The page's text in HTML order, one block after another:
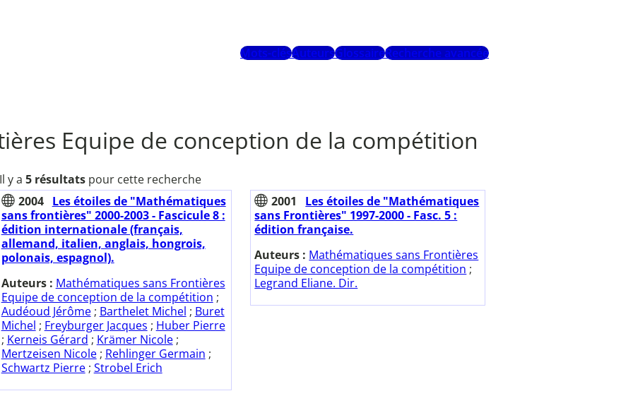
Mots-clésAuteursGlossaireRecherche avancée
Equipe de conception de la compétition
Il y a 5 résultats pour cette recherche
2004
Les étoiles de "Mathématiques
sans frontières" 2000-2003 - Fascicule 8 :
édition internationale (français,
allemand, italien, anglais, hongrois,
polonais, espagnol).
Auteurs : Mathématiques sans Frontières
Equipe de conception de la compétition ;
Audéoud Jérôme; Barthelet Michel ; Buret
Michel ; Freyburger Jacques ; Huber Pierre
; Kerneis Gérard ; Krämer Nicole;
Mertzeisen Nicole; Rehlinger Germain ;
Schwartz Pierre; Strobel Erich
2001
Les étoiles de "Mathématiques
sans Frontières" 1997-2000 - Fasc. 5 :
édition française.
Auteurs : Mathématiques sans Frontières
Equipe de conception de la compétition ;
Legrand Eliane. Dir.